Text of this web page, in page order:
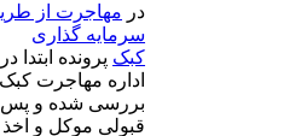
در مهاجرت از
سرمایه گذاری
کبک پرونده ابتدا در
اداره مهاجرت کبک
بررسی شده و پس
قبولی موکل و اخذ